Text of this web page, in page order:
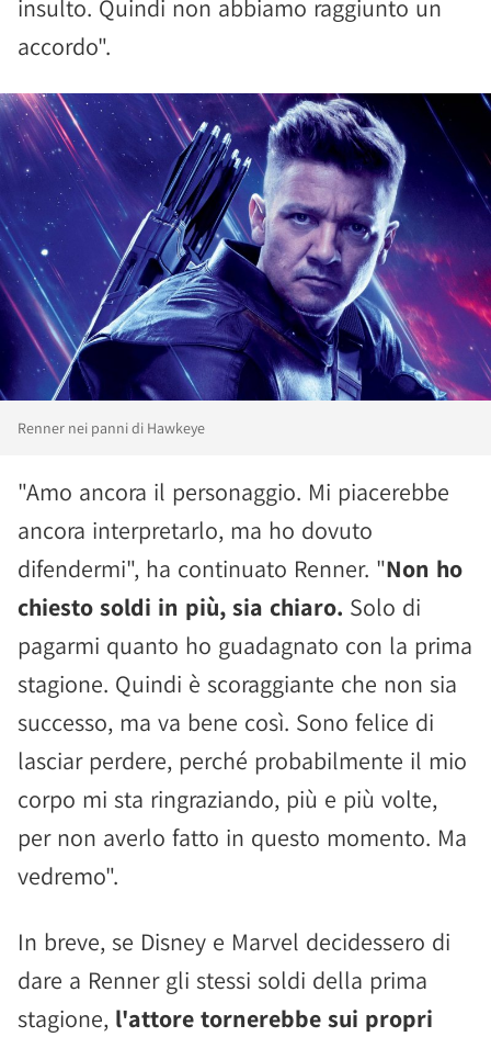
insulto. Quindi non abbiamo raggiunto un
accordo".
Renner nei panni di Hawkeye
"Amo ancora il personaggio. Mi piacerebbe
ancora interpretarlo, ma ho dovuto
difendermi", ha continuato Renner. "Non ho
chiesto soldi in più, sia chiaro. Solo di
pagarmi quanto ho guadagnato con la prima
stagione. Quindi è scoraggiante che non sia
successo, ma va bene così. Sono felice di
lasciar perdere, perché probabilmente il mio
corpo mi sta ringraziando, più e più volte,
per non averlo fatto in questo momento. Ma
vedremo".
In breve, se Disney e Marvel decidessero di
dare a Renner gli stessi soldi della prima
stagione, l'attore tornerebbe sui propri